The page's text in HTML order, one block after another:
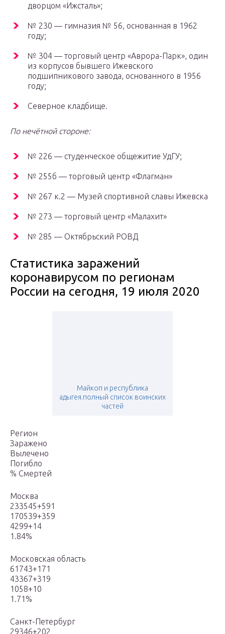
дворцом «Ижсталь»;
№ 230 — гимназия № 56, основанная в 1962
году;
№ 304 — торговый центр «Аврора-Парк», один
из корпусов бывшего Ижевского
подшипникового завода, основанного в 1956
году;
Северное кладбище.
По нечётной стороне:
№ 226 — студенческое общежитие УдГУ;
№ 255б — торговый центр «Флагман»
№ 267 к.2 — Музей спортивной славы Ижевска
№ 273 — торговый центр «Малахит»
№ 285 — Октябрьский РОВД
Статистика заражений
коронавирусом по регионам
России на сегодня, 19 июля 2020
Майкоп и республика
адыгея.полный список воинских
частей
Регион
Заражено
Вылечено
Погибло
% Смертей
Москва
233545+591
170539+359
4299+14
1.84%
Московская область
61743+171
43367+319
1058+10
1.71%
Санкт-Петербург
29346+202